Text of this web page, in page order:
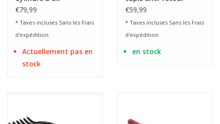
comprimé de 1,1 litre
€79,99
* Taxes incluses Sans les Frais
d'expédition
Actuellement pas en
stock
€59,99
* Taxes incluses Sans les Frais
d'expédition
en stock